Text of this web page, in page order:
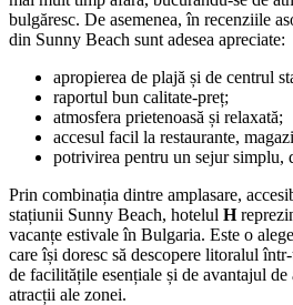
bulgăresc. De asemenea, în recenziile
din Sunny Beach sunt adesea apreciate:
apropierea de plajă și de centrul
raportul bun calitate-preț;
atmosfera prietenoasă și relaxată;
accesul facil la restaurante,
potrivirea pentru un sejur simplu,
Prin combinația dintre amplasare,
stațiunii Sunny Beach, hotelul H
vacanțe estivale în Bulgaria. Este o
care își doresc să descopere litoralul
de facilitățile esențiale și de avantajul
atracții ale zonei.